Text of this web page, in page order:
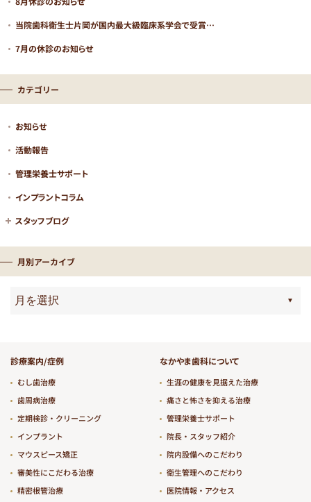
当院歯科衛生士片岡が国内最大級臨床系学会で受賞…
7月の休診のお知らせ
カテゴリー
お知らせ
活動報告
管理栄養士サポート
インプラントコラム
スタッフブログ
月別アーカイブ
診療案内/症例
むし歯治療
歯周病治療
定期検診・クリーニング
インプラント
マウスピース矯正
審美性にこだわる治療
精密根管治療
なかやま歯科について
生涯の健康を見据えた治療
痛さと怖さを抑える治療
管理栄養士サポート
院長・スタッフ紹介
院内設備へのこだわり
衛生管理へのこだわり
医院情報・アクセス